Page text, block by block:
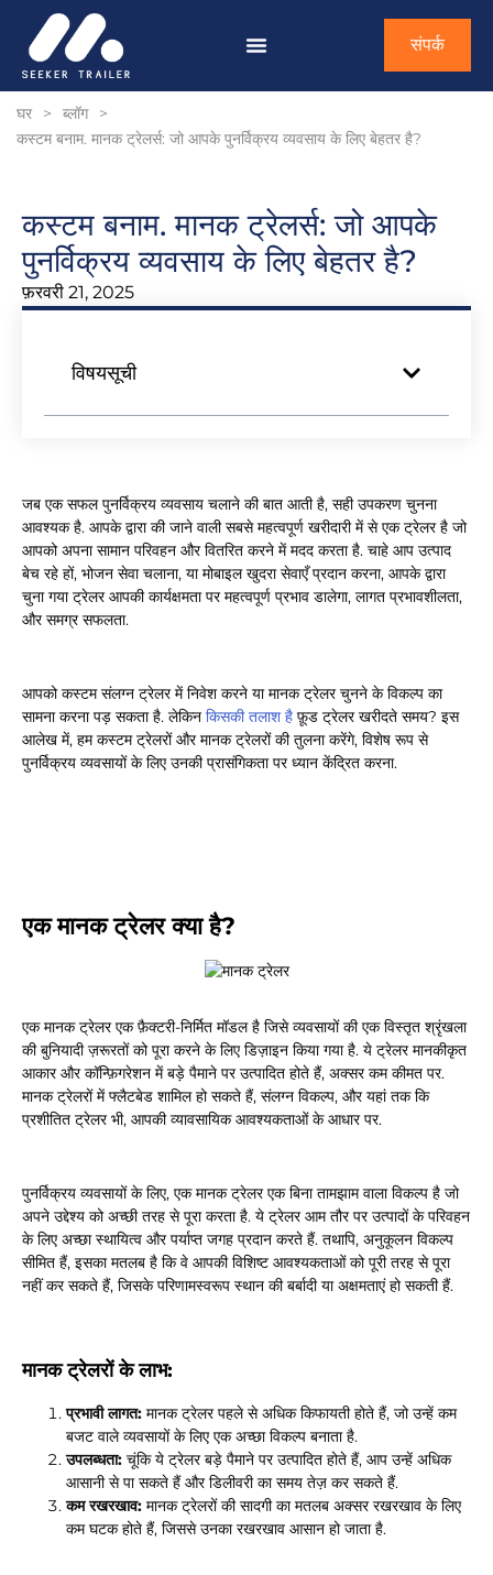
संपर्क
घर > ब्लॉग
>
कस्टम बनाम. मानक ट्रेलर्स: जो आपके पुनर्विक्रय व्यवसाय के लिए बेहतर है?
कस्टम बनाम. मानक ट्रेलर्स: जो आपके
पुनर्विक्रय व्यवसाय के लिए बेहतर है?
फ़रवरी 21, 2025
विषयसूची
जब एक सफल पुनर्विक्रय व्यवसाय चलाने की बात आती है, सही उपकरण चुनना
आवश्यक है. आपके द्वारा की जाने वाली सबसे महत्वपूर्ण खरीदारी में से एक ट्रेलर है जो
आपको अपना सामान परिवहन और वितरित करने में मदद करता है. चाहे आप उत्पाद
बेच रहे हों, भोजन सेवा चलाना, या मोबाइल खुदरा सेवाएँ प्रदान करना, आपके द्वारा
चुना गया ट्रेलर आपकी कार्यक्षमता पर महत्वपूर्ण प्रभाव डालेगा, लागत प्रभावशीलता,
और समग्र सफलता.
आपको कस्टम संलग्न ट्रेलर में निवेश करने या मानक ट्रेलर चुनने के विकल्प का
सामना करना पड़ सकता है. लेकिन किसकी तलाश है फ़ूड ट्रेलर खरीदते समय? इस
आलेख में, हम कस्टम ट्रेलरों और मानक ट्रेलरों की तुलना करेंगे, विशेष रूप से
पुनर्विक्रय व्यवसायों के लिए उनकी प्रासंगिकता पर ध्यान केंद्रित करना.
एक मानक ट्रेलर क्या है?
एक मानक ट्रेलर एक फ़ैक्टरी-निर्मित मॉडल है जिसे व्यवसायों की एक विस्तृत श्रृंखला
की बुनियादी ज़रूरतों को पूरा करने के लिए डिज़ाइन किया गया है. ये ट्रेलर मानकीकृत
आकार और कॉन्फ़िगरेशन में बड़े पैमाने पर उत्पादित होते हैं, अक्सर कम कीमत पर.
मानक ट्रेलरों में फ्लैटबेड शामिल हो सकते हैं, संलग्न विकल्प, और यहां तक ​​कि
प्रशीतित ट्रेलर भी, आपकी व्यावसायिक आवश्यकताओं के आधार पर.
पुनर्विक्रय व्यवसायों के लिए, एक मानक ट्रेलर एक बिना तामझाम वाला विकल्प है जो
अपने उद्देश्य को अच्छी तरह से पूरा करता है. ये ट्रेलर आम तौर पर उत्पादों के परिवहन
के लिए अच्छा स्थायित्व और पर्याप्त जगह प्रदान करते हैं. तथापि, अनुकूलन विकल्प
सीमित हैं, इसका मतलब है कि वे आपकी विशिष्ट आवश्यकताओं को पूरी तरह से पूरा
नहीं कर सकते हैं, जिसके परिणामस्वरूप स्थान की बर्बादी या अक्षमताएं हो सकती हैं.
मानक ट्रेलरों के लाभ:
प्रभावी लागत: मानक ट्रेलर पहले से अधिक किफायती होते हैं, जो उन्हें कम
बजट वाले व्यवसायों के लिए एक अच्छा विकल्प बनाता है.
उपलब्धता: चूंकि ये ट्रेलर बड़े पैमाने पर उत्पादित होते हैं, आप उन्हें अधिक
आसानी से पा सकते हैं और डिलीवरी का समय तेज़ कर सकते हैं.
कम रखरखाव: मानक ट्रेलरों की सादगी का मतलब अक्सर रखरखाव के लिए
कम घटक होते हैं, जिससे उनका रखरखाव आसान हो जाता है.